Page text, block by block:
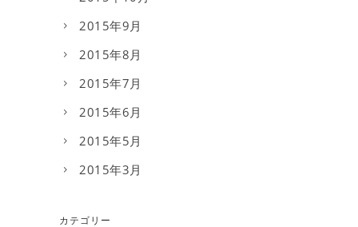
2015年9月
2015年8月
2015年7月
2015年6月
2015年5月
2015年3月
カテゴリー